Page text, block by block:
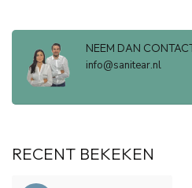
NEEM DAN
info@sanitear.nl
RECENT BEKEKEN